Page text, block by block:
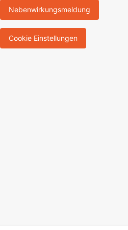
Nebenwirkungsmeldung
Cookie Einstellungen